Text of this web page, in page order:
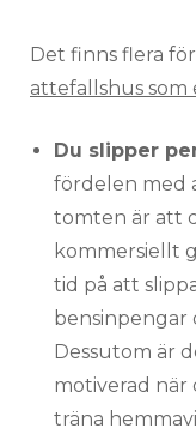
Det finns flera
attefallshus
Du slipper
fördelen med
tomten är att
kommersiellt
tid på att
bensinpengar
Dessutom är
motiverad
träna